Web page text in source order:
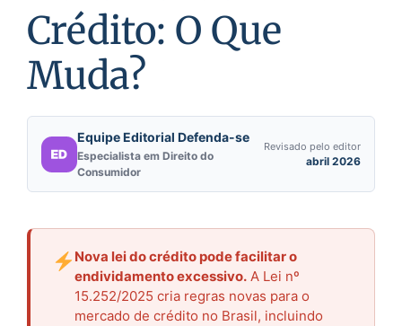
Crédito: O Que
Muda?
Equipe Editorial Defenda-se
Especialista em Direito do
Consumidor
Revisado pelo editor
abril 2026
Nova lei do crédito pode facilitar o
endividamento excessivo. A Lei nº
15.252/2025 cria regras novas para o
mercado de crédito no Brasil, incluindo